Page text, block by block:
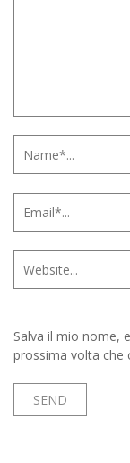
Salva il mio nome,
prossima volta che